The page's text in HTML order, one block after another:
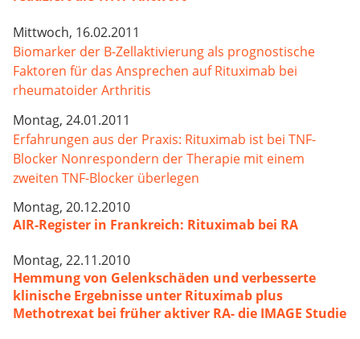
Mittwoch, 16.02.2011
Biomarker der B-Zellaktivierung als prognostische
Faktoren für das Ansprechen auf Rituximab bei
rheumatoider Arthritis
Montag, 24.01.2011
Erfahrungen aus der Praxis: Rituximab ist bei TNF-
Blocker Nonrespondern der Therapie mit einem
zweiten TNF-Blocker überlegen
Montag, 20.12.2010
AIR-Register in Frankreich: Rituximab bei RA
Montag, 22.11.2010
Hemmung von Gelenkschäden und verbesserte
klinische Ergebnisse unter Rituximab plus
Methotrexat bei früher aktiver RA- die IMAGE Studie